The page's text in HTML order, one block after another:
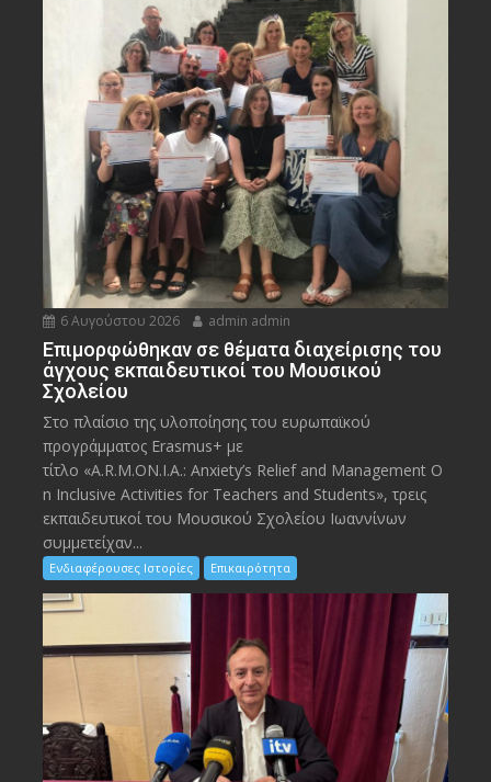
6 Αυγούστου 2026 admin admin
Eπιμορφώθηκαν σε θέματα διαχείρισης του
άγχους εκπαιδευτικοί του Μουσικού
Σχολείου
Στο πλαίσιο της υλοποίησης του ευρωπαϊκού
προγράμματος Erasmus+ με
τίτλο «A.R.M.ON.I.A.: Anxiety’s Relief and Management O
n Inclusive Activities for Teachers and Students», τρεις
εκπαιδευτικοί του Μουσικού Σχολείου Ιωαννίνων
συμμετείχαν...
Ενδιαφέρουσες Ιστορίες Επικαιρότητα